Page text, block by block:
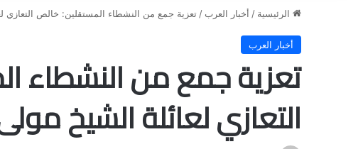
الرئيسية / أخبار العرب / تعزية جمع من النشطاء المستقلين: خالص التعازي
أخبار العرب
تعزية جمع من النشطاء
التعازي لعائلة الشيخ